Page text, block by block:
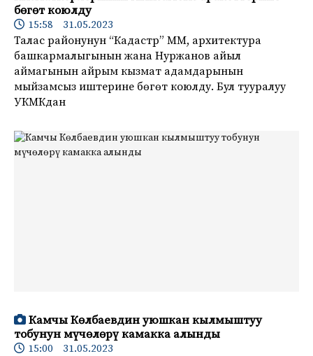
бөгөт коюлду
15:58 31.05.2023
Талас районунун “Кадастр” ММ, архитектура
башкармалыгынын жана Нуржанов айыл
аймагынын айрым кызмат адамдарынын
мыйзамсыз иштерине бөгөт коюлду. Бул тууралуу
УКМКдан
Камчы Көлбаевдин уюшкан кылмыштуу
тобунун мүчөлөрү камакка алынды
15:00 31.05.2023